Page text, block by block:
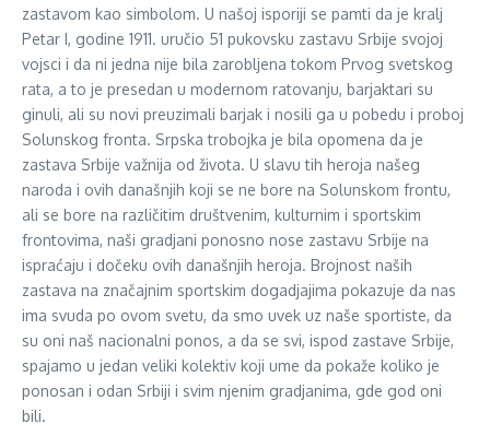
zastavom kao simbolom. U našoj isporiji se pamti da je kralj
Petar I, godine 1911. uručio 51 pukovsku zastavu Srbije svojoj
vojsci i da ni jedna nije bila zarobljena tokom Prvog svetskog
rata, a to je presedan u modernom ratovanju, barjaktari su
ginuli, ali su novi preuzimali barjak i nosili ga u pobedu i proboj
Solunskog fronta. Srpska trobojka je bila opomena da je
zastava Srbije važnija od života. U slavu tih heroja našeg
naroda i ovih današnjih koji se ne bore na Solunskom frontu,
ali se bore na različitim društvenim, kulturnim i sportskim
frontovima, naši gradjani ponosno nose zastavu Srbije na
ispraćaju i dočeku ovih današnjih heroja. Brojnost naših
zastava na značajnim sportskim dogadjajima pokazuje da nas
ima svuda po ovom svetu, da smo uvek uz naše sportiste, da
su oni naš nacionalni ponos, a da se svi, ispod zastave Srbije,
spajamo u jedan veliki kolektiv koji ume da pokaže koliko je
ponosan i odan Srbiji i svim njenim gradjanima, gde god oni
bili.